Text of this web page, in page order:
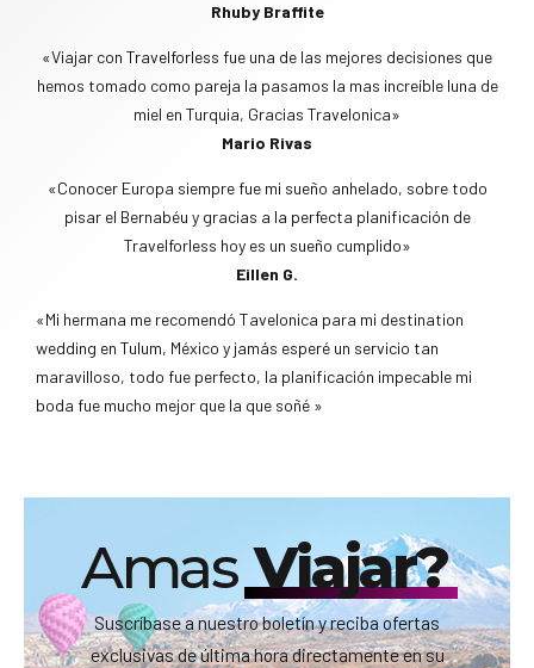
Rhuby Braffite
«Viajar con Travelforless fue una de las mejores decisiones que
hemos tomado como pareja la pasamos la mas increíble luna de
miel en Turquia, Gracias Travelonica»
Mario Rivas
«Conocer Europa siempre fue mi sueño anhelado, sobre todo
pisar el Bernabéu y gracias a la perfecta planificación de
Travelforless hoy es un sueño cumplido»
Eillen G.
«Mi hermana me recomendó Tavelonica para mi destination
wedding en Tulum, México y jamás esperé un servicio tan
maravilloso, todo fue perfecto, la planificación impecable mi
boda fue mucho mejor que la que soñé »
AmasViajar?
Suscríbase a nuestro boletín y reciba ofertas
exclusivas de última hora directamente en su